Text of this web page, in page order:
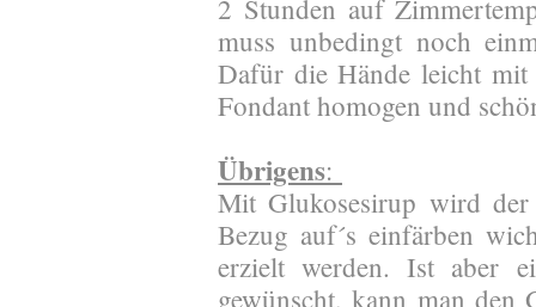
2 Stunden auf
muss unbedingt noch
Dafür die Hände leicht
Fondant homogen und
Übrigens:
Mit Glukosesirup wird der
Bezug auf´s einfärben
erzielt werden. Ist aber
gewünscht, kann man den